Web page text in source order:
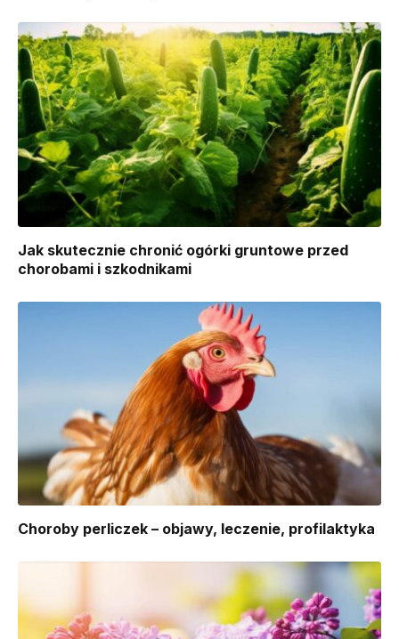
Jak skutecznie chronić ogórki gruntowe przed
chorobami i szkodnikami
Choroby perliczek – objawy, leczenie, profilaktyka